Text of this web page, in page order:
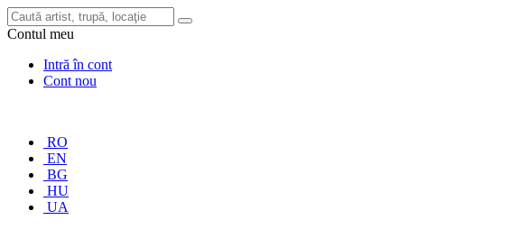
Contul meu
Intră în cont
Cont nou
RO
EN
BG
HU
UA